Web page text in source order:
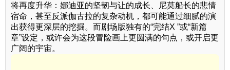
将再度升华：娜迪亚的坚韧与让的成长、尼莫船长的悲情
宿命，甚至反派伽古拉的复杂动机，都可能通过细腻的演
出获得更深层的挖掘。而剧场版独有的“完结X ”或“新篇
章”设定，或许会为这段冒险画上更圆满的句点，或开启更
广阔的宇宙。